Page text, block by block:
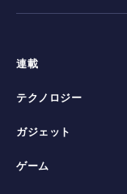
連載
テクノロジー
ガジェット
ゲーム